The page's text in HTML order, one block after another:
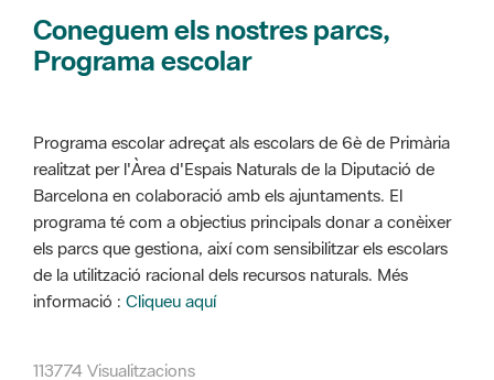
Coneguem els nostres parcs,
Programa escolar
Programa escolar adreçat als escolars de 6è de Primària
realitzat per l'Àrea d'Espais Naturals de la Diputació de
Barcelona en colaboració amb els ajuntaments. El
programa té com a objectius principals donar a conèixer
els parcs que gestiona, així com sensibilitzar els escolars
de la utilització racional dels recursos naturals. Més
informació : Cliqueu aquí
113774 Visualitzacions